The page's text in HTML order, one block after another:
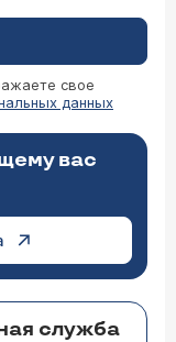
свое
данных
вас
служба